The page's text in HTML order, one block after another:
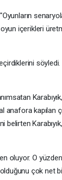
içerikleri
söyledi.
kapılan
belirten
oluyor. O
çok net